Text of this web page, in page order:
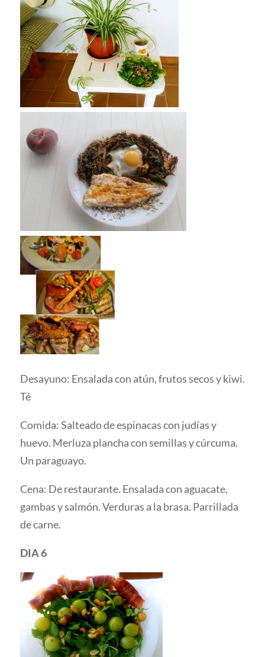
Desayuno: Ensalada con atún, frutos secos y kiwi.
Té
Comida: Salteado de espinacas con judías y
huevo. Merluza plancha con semillas y cúrcuma.
Un paraguayo.
Cena: De restaurante. Ensalada con aguacate,
gambas y salmón. Verduras a la brasa. Parrillada
de carne.
DIA 6